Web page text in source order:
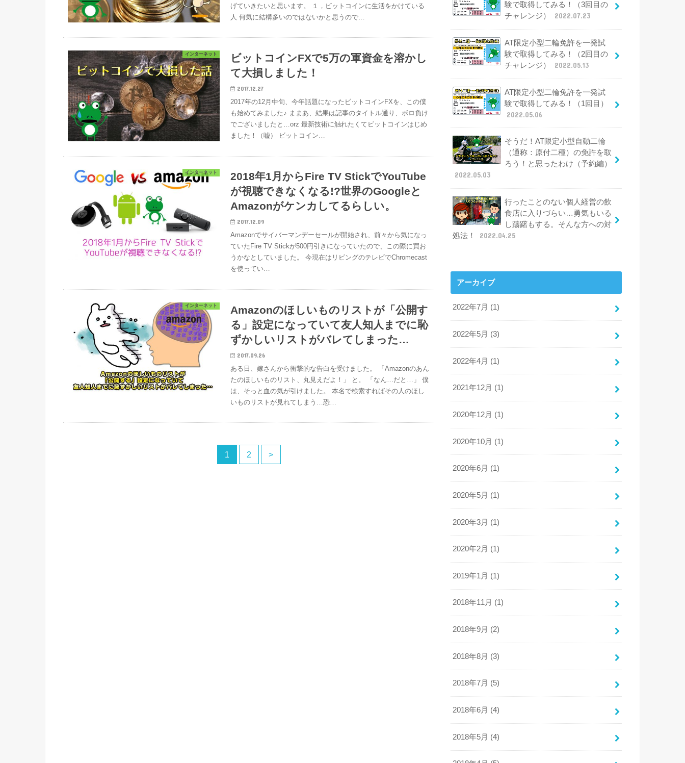
げていきたいと思います。 １，ビットコインに生活をかけている
人 何気に結構多いのではないかと思うので…
インターネット
ビットコインFXで5万の軍資金を溶かし
て大損しました！
2017.12.27
2017年の12月中旬、今年話題になったビットコインFXを、この僕
も始めてみました♪ ままあ、結果は記事のタイトル通り、ボロ負け
でございましたと…orz 最新技術に触れたくてビットコインはじめ
ました！（嘘） ビットコイン…
インターネット
2018年1月からFire TV StickでYouTube
が視聴できなくなる!?世界のGoogleと
Amazonがケンカしてるらしい。
2017.12.09
Amazonでサイバーマンデーセールが開始され、前々から気になっ
ていたFire TV Stickが500円引きになっていたので、この際に買お
うかなとしていました。 今現在はリビングのテレビでChromecast
を使ってい…
インターネット
Amazonのほしいものリストが「公開す
る」設定になっていて友人知人までに恥
ずかしいリストがバレてしまった…
2017.09.26
ある日、嫁さんから衝撃的な告白を受けました。 「Amazonのあん
たのほしいものリスト、丸見えだよ！」 と。 「なん…だと…」 僕
は、そっと血の気が引けました。 本名で検索すればその人のほし
いものリストが見れてしまう…恐…
1 2 >
験で取得してみる！（3回目の
チャレンジ）
2022.07.23
AT限定小型二輪免許を一発試
験で取得してみる！（2回目の
チャレンジ）
2022.05.13
AT限定小型二輪免許を一発試
験で取得してみる！（1回目）
2022.05.06
そうだ！AT限定小型自動二輪
（通称：原付二種）の免許を取
ろう！と思ったわけ（予約編）
2022.05.03
行ったことのない個人経営の飲
食店に入りづらい…勇気もいる
し躊躇もする。そんな方への対
処法！
2022.04.25
アーカイブ
2022年7月 (1)
2022年5月 (3)
2022年4月 (1)
2021年12月 (1)
2020年12月 (1)
2020年10月 (1)
2020年6月 (1)
2020年5月 (1)
2020年3月 (1)
2020年2月 (1)
2019年1月 (1)
2018年11月 (1)
2018年9月 (2)
2018年8月 (3)
2018年7月 (5)
2018年6月 (4)
2018年5月 (4)